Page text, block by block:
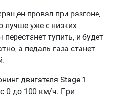
провал при разгоне,
лучше уже с низких
тупить, и будет
а педаль газа станет
двигателя Stage 1
0 до 100 км/ч. При